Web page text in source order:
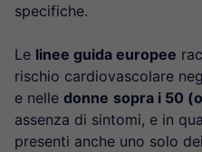
specifiche.
Le linee guida europee
rischio cardiovascolare
e nelle donne sopra i 50
assenza di sintomi, e in
presenti anche uno solo dei